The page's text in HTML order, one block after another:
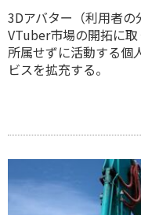
3Dアバター（利用者
VTuber市場の開拓に
所属せずに活動する個
ビスを拡充する。